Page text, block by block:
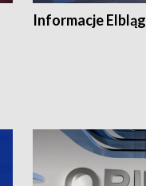
Informacje Elbląg